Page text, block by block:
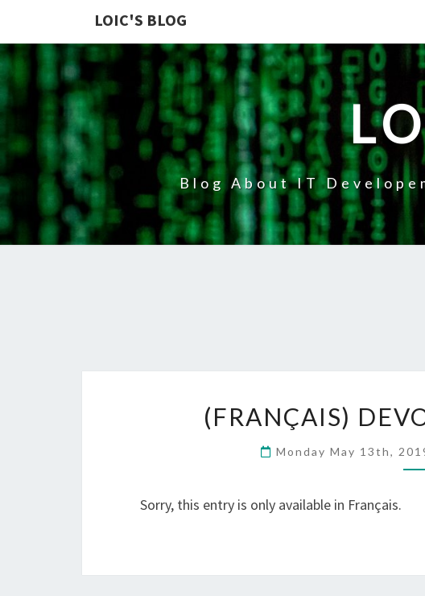
LOIC'S BLOG
Blog About IT
(FRANÇAIS)
Monday May 13th,
Sorry, this entry is only available in Français.